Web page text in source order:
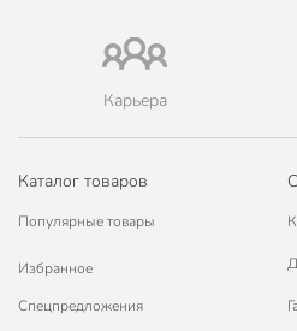
Карьера
Каталог товаров
Популярные товары
Избранное
Спецпредложения